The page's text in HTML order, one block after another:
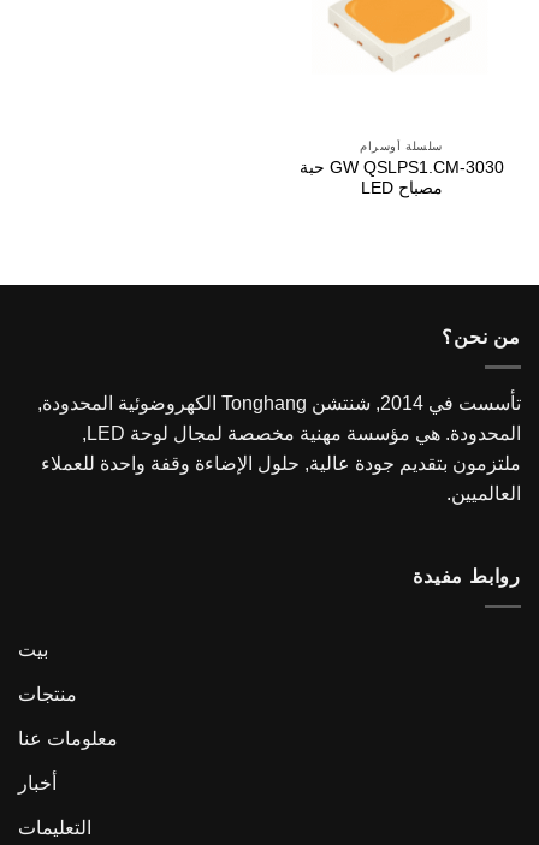
سلسلة أوسرام
GW QSLPS1.CM-3030 حبة
مصباح LED
من نحن؟
تأسست في 2014, شنتشن Tonghang الكهروضوئية المحدودة,
المحدودة. هي مؤسسة مهنية مخصصة لمجال لوحة LED,
ملتزمون بتقديم جودة عالية, حلول الإضاءة وقفة واحدة للعملاء
العالميين.
روابط مفيدة
بيت
منتجات
معلومات عنا
أخبار
التعليمات